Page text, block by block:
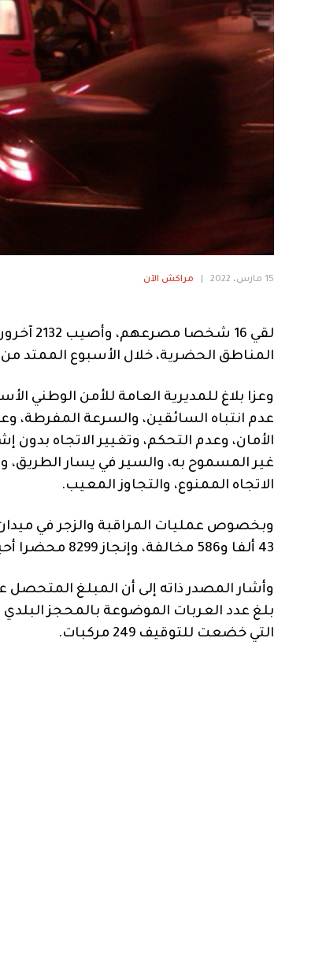
15 مارس، 2022 مراكش الآن
المناطق ‏الحضرية، خلال الأسبوع الممتد من 7 إلى 13 مارس 2022.‏
وعزا بلاغ للمديرية العامة للأمن الوطني
عدم انتباه السائقين، والسرعة المفرطة،
الأمان، وعدم التحكم، وتغيير الاتجاه
غير ‏المسموح به، والسير في يسار الطريق،
الاتجاه الممنوع، والتجاوز المعيب.
وبخصوص عمليات المراقبة والزجر في
43 ألفا و586 مخالفة، وإنجاز 8299 محضرا أحيلت ‏على النيابة العامة، واستخلاص 35 ألفا و287 غرامة صلحية. ‏
التي خضعت للتوقيف 249 مركبات.‏